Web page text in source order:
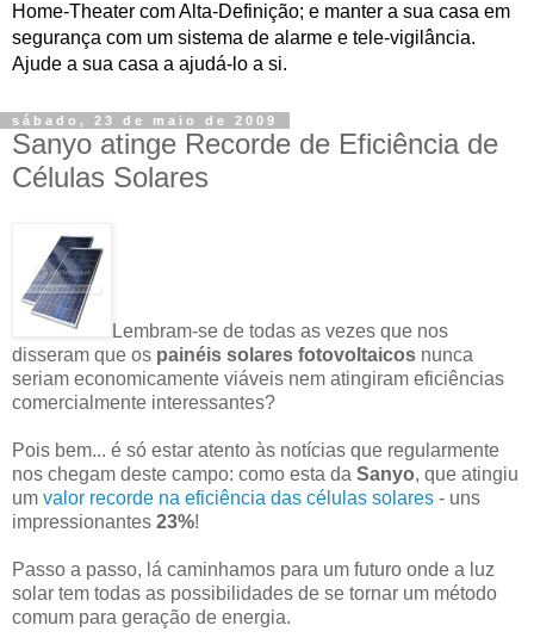
Home-Theater com Alta-Definição; e manter a sua casa em
segurança com um sistema de alarme e tele-vigilância.
Ajude a sua casa a ajudá-lo a si.
sábado, 23 de maio de 2009
Sanyo atinge Recorde de Eficiência de
Células Solares
Lembram-se de todas as vezes que nos
disseram que os painéis solares fotovoltaicos nunca
seriam economicamente viáveis nem atingiram eficiências
comercialmente interessantes?
Pois bem... é só estar atento às notícias que regularmente
nos chegam deste campo: como esta da Sanyo, que atingiu
um valor recorde na eficiência das células solares - uns
impressionantes 23%!
Passo a passo, lá caminhamos para um futuro onde a luz
solar tem todas as possibilidades de se tornar um método
comum para geração de energia.